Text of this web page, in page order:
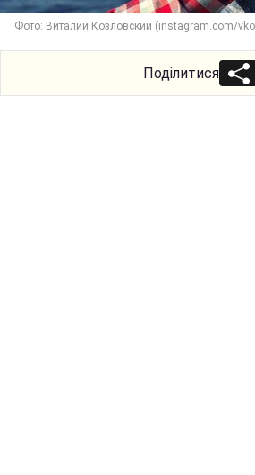
Фото: Виталий Козловский (instagram.com/
Поділитися